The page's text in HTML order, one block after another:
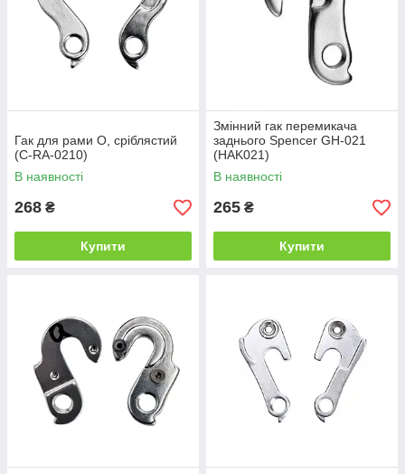
Гак для рами O, сріблястий
(C-RA-0210)
В наявності
268 ₴
Купити
Змінний гак перемикача
заднього Spencer GH-021
(HAK021)
В наявності
265 ₴
Купити